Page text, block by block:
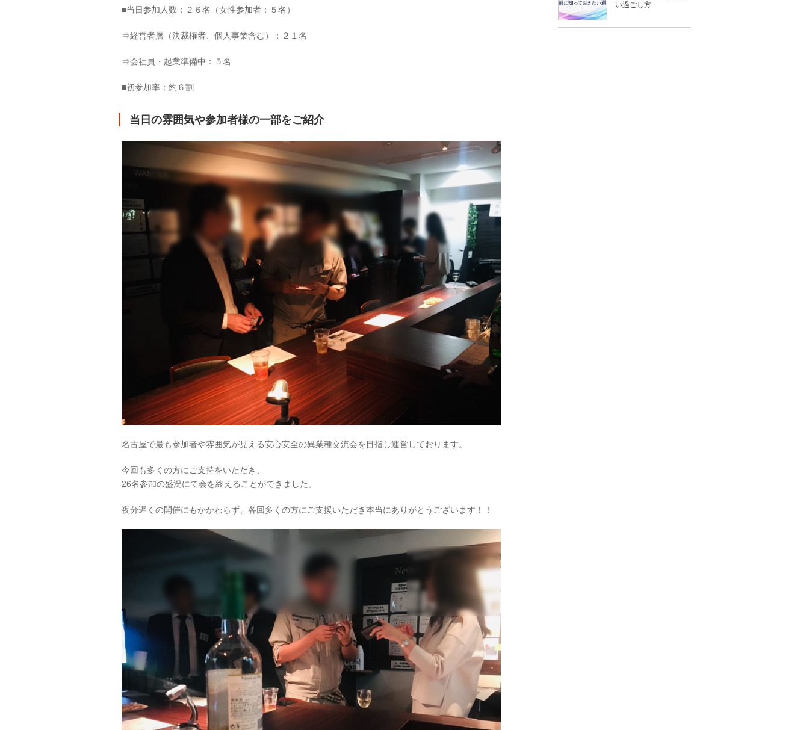
■当日参加人数：２６名（女性参加者：５名）
⇒経営者層（決裁権者、個人事業含む）：２１名
⇒会社員・起業準備中：５名
■初参加率：約６割
当日の雰囲気や参加者様の一部をご紹介
名古屋で最も参加者や雰囲気が見える安心安全の異業種交流会を目指し運営しております。
今回も多くの方にご支持をいただき、
26名参加の盛況にて会を終えることができました。
夜分遅くの開催にもかかわらず、各回多くの方にご支援いただき本当にありがとうございます！！
い過ごし方